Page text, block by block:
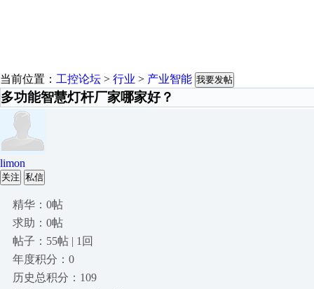
当前位置： 工控论坛 > 行业 > 产业智能 我要发帖
多功能智慧灯杆厂家哪家好？
limon
关注 私信
精华：0帖
求助：0帖
帖子：55帖 | 1回
年度积分：0
历史总积分：109